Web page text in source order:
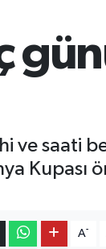
%0.03
ve saati
Kupası
A-